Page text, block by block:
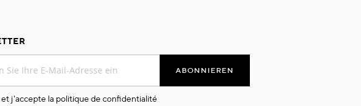
ABONNIEREN
et j'accepte la politique de confidentialité